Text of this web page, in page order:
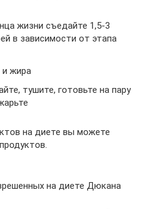
жизни съедайте 1,5-3
в зависимости от этапа
и жира
тушите, готовьте на пару
на диете вы можете
на диете Дюкана